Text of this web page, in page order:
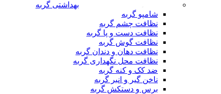
بهداشتی گربه
شامپو گربه
نظافت چشم گربه
نظافت دست و پا گربه
نظافت گوش گربه
نظافت دهان و دندان گربه
نظافت محل نگهداری گربه
ضد کک و کنه گربه
ناخن گیر و انبر گربه
برس و دستکش گربه